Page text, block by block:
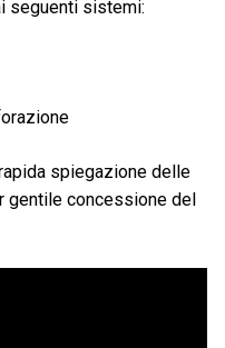
seguenti sistemi:
spiegazione delle
gentile concessione del